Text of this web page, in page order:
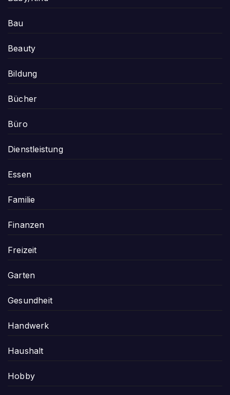
Bau
Beauty
Bildung
Bücher
Büro
Dienstleistung
Essen
Familie
Finanzen
Freizeit
Garten
Gesundheit
Handwerk
Haushalt
Hobby